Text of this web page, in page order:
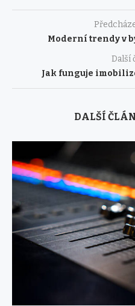
Moderní trendy v
Další
Jak funguje
DALŠÍ